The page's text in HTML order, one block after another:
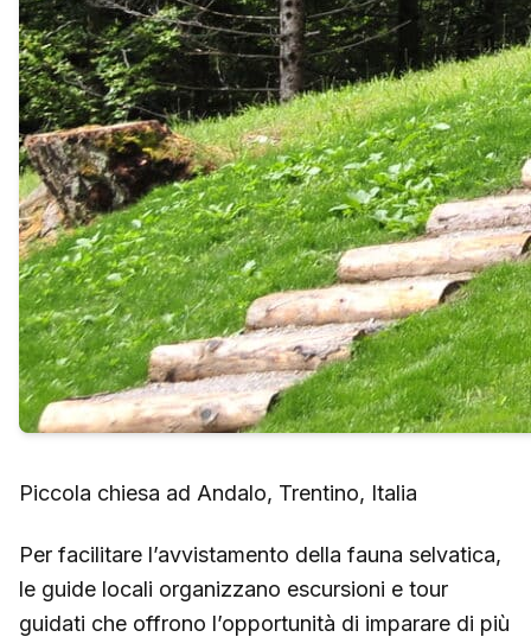
Piccola chiesa ad Andalo, Trentino, Italia
Per facilitare l’avvistamento della fauna selvatica,
le guide locali organizzano escursioni e tour
guidati che offrono l’opportunità di imparare di più